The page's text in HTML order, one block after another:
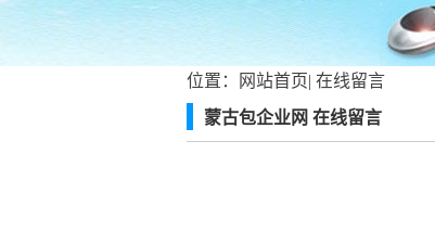
位置： 网站首页| 在线留言
蒙古包企业网 在线留言